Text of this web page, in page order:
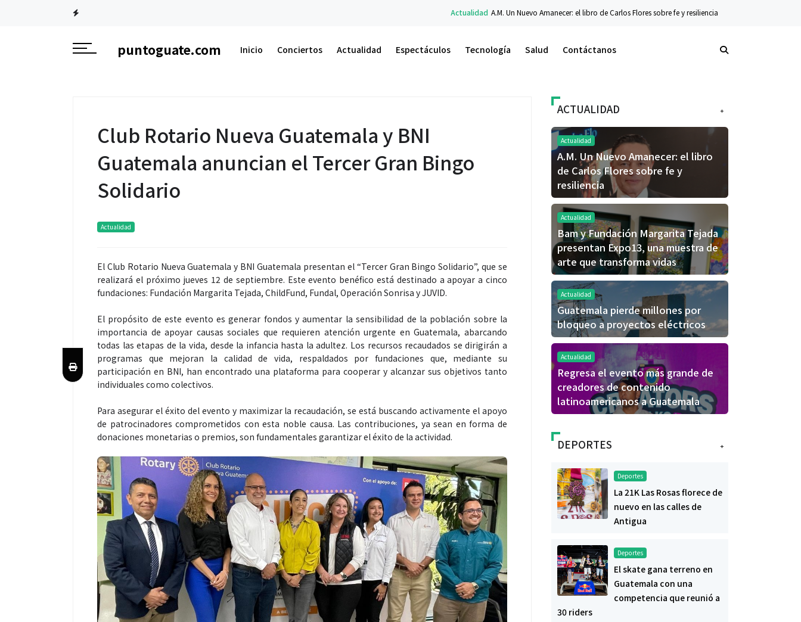
A.M. Un Nuevo Amanecer: el libro de Carlos Flores sobre fe y resiliencia Tecnología La nueva serie Galaxy Z
puntoguate.com Inicio Conciertos Actualidad Espectáculos Tecnología Salud Contáctanos
Club Rotario Nueva Guatemala y BNI
Guatemala anuncian el Tercer Gran Bingo
Solidario
Actualidad
El Club Rotario Nueva Guatemala y BNI Guatemala presentan el “Tercer Gran Bingo Solidario”, que se
realizará el próximo jueves 12 de septiembre. Este evento benéfico está destinado a apoyar a cinco
fundaciones: Fundación Margarita Tejada, ChildFund, Fundal, Operación Sonrisa y JUVID.
El propósito de este evento es generar fondos y aumentar la sensibilidad de la población sobre la
importancia de apoyar causas sociales que requieren atención urgente en Guatemala, abarcando
todas las etapas de la vida, desde la infancia hasta la adultez. Los recursos recaudados se dirigirán a
programas que mejoran la calidad de vida, respaldados por fundaciones que, mediante su
participación en BNI, han encontrado una plataforma para cooperar y alcanzar sus objetivos tanto
individuales como colectivos.
Para asegurar el éxito del evento y maximizar la recaudación, se está buscando activamente el apoyo
de patrocinadores comprometidos con esta noble causa. Las contribuciones, ya sean en forma de
donaciones monetarias o premios, son fundamentales garantizar el éxito de la actividad.
+
ACTUALIDAD
Actualidad
A.M. Un Nuevo Amanecer: el libro
de Carlos Flores sobre fe y
resiliencia
Actualidad
Bam y Fundación Margarita Tejada
presentan Expo13, una muestra de
arte que transforma vidas
Actualidad
Guatemala pierde millones por
bloqueo a proyectos eléctricos
Actualidad
Regresa el evento más grande de
creadores de contenido
latinoamericanos a Guatemala
+
DEPORTES
Deportes
La 21K Las Rosas florece de
nuevo en las calles de
Antigua
Deportes
El skate gana terreno en
Guatemala con una
competencia que reunió a
30 riders